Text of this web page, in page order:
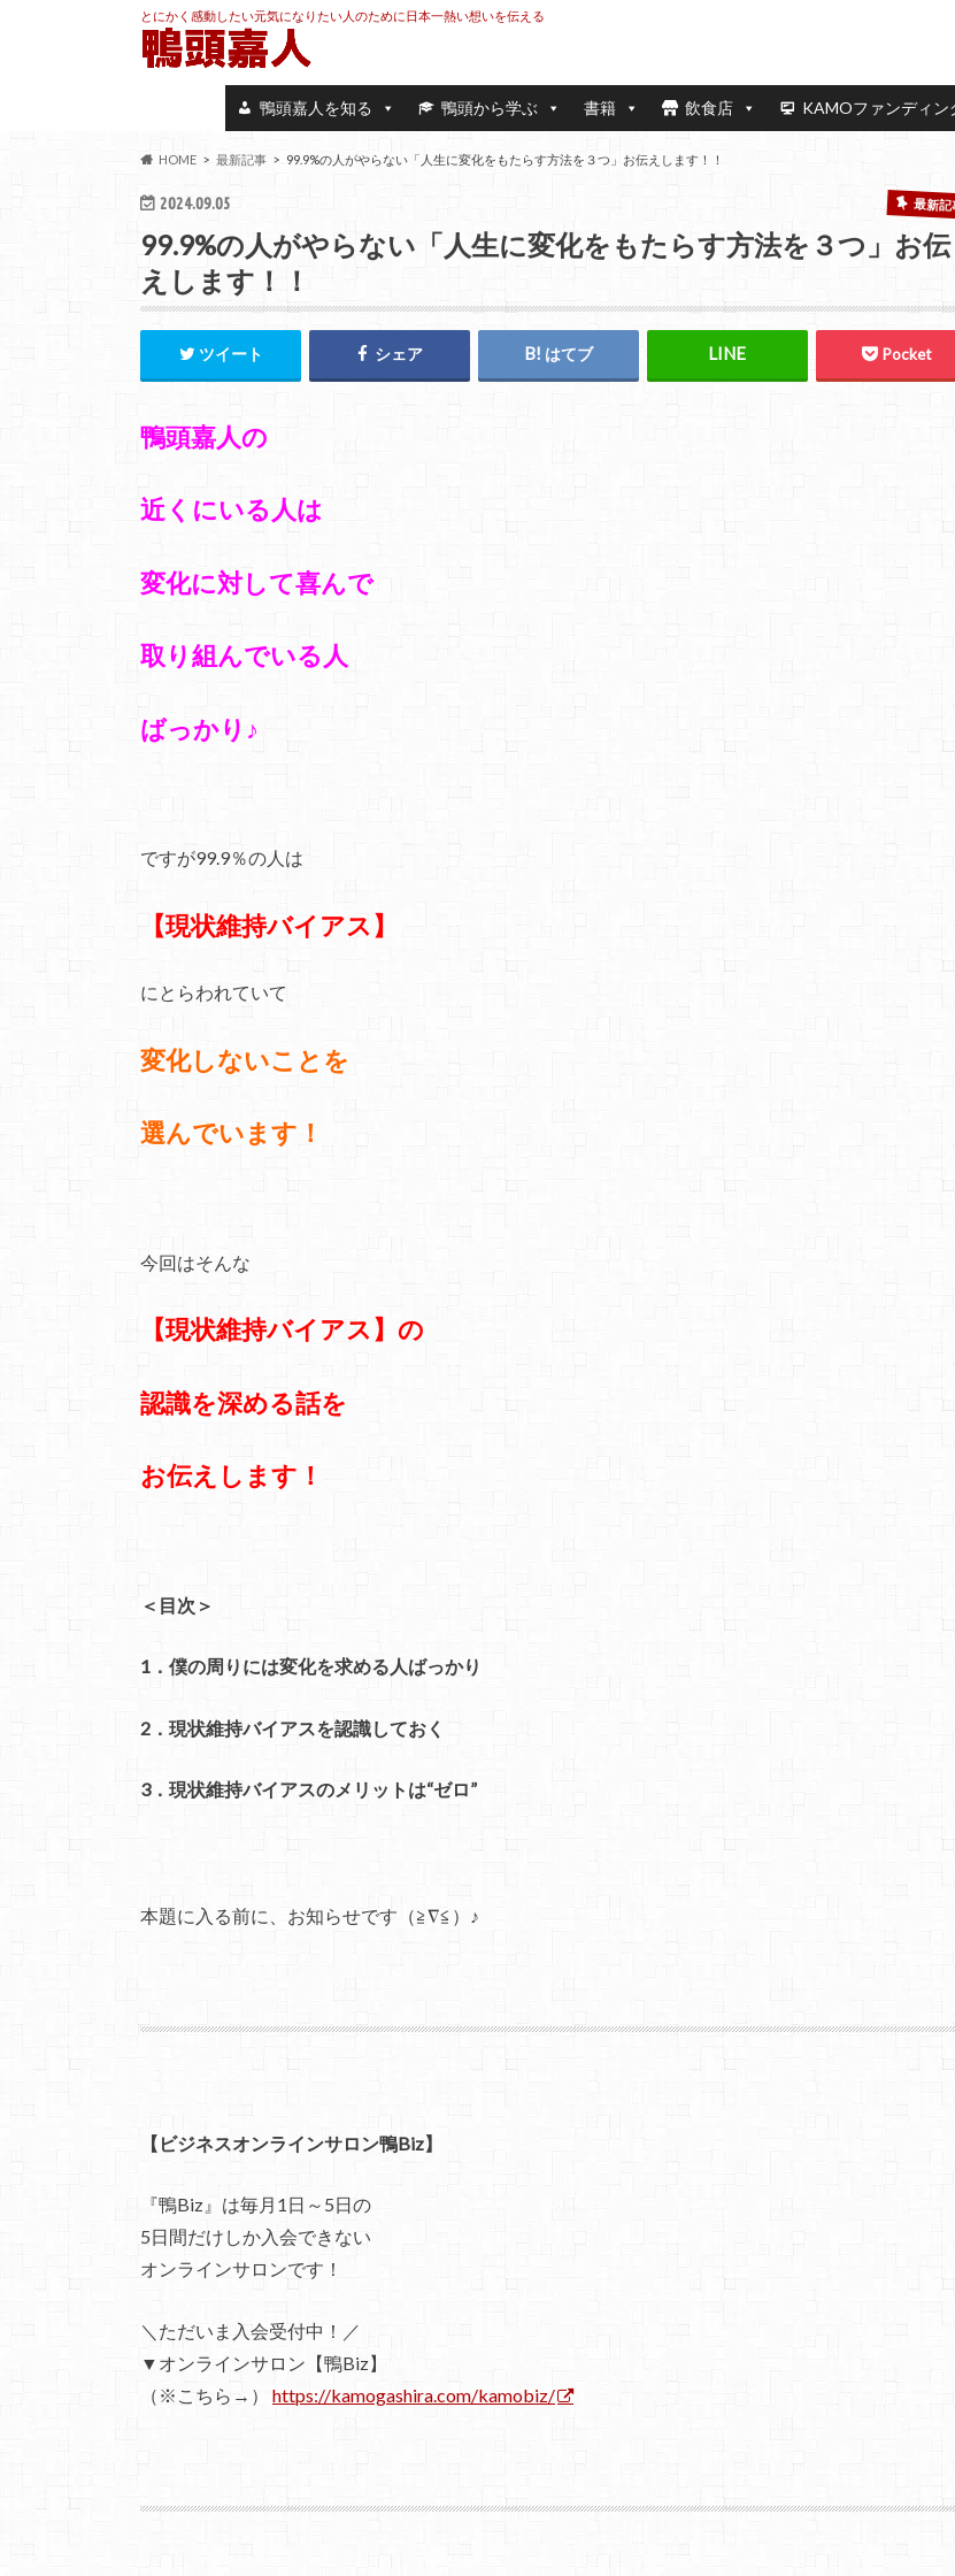
とにかく感動したい元気になりたい人のために日本一熱い想いを伝える
鴨頭嘉人を知る 鴨頭から学ぶ 書籍 飲食店 KAMOファンディン
HOME 最新記事 99.9%の人がやらない「人生に変化をもたらす方法を３つ」お伝えします！！
2024.09.05 最新記
99.9%の人がやらない「人生に変化をもたらす方法を３つ」お伝
えします！！
ツイート シェア はてブ Pocket
鴨頭嘉人の
近くにいる人は
変化に対して喜んで
取り組んでいる人
ばっかり♪
ですが99.9％の人は
【現状維持バイアス】
にとらわれていて
変化しないことを
選んでいます！
今回はそんな
【現状維持バイアス】の
認識を深める話を
お伝えします！
＜目次＞
1．僕の周りには変化を求める人ばっかり
2．現状維持バイアスを認識しておく
3．現状維持バイアスのメリットは“ゼロ”
本題に入る前に、お知らせです（≧∇≦）♪
【ビジネスオンラインサロン鴨Biz】
『鴨Biz』は毎月1日～5日の
5日間だけしか入会できない
オンラインサロンです！
＼ただいま入会受付中！／
▼オンラインサロン【鴨Biz】
（※こちら→） https://kamogashira.com/kamobiz/